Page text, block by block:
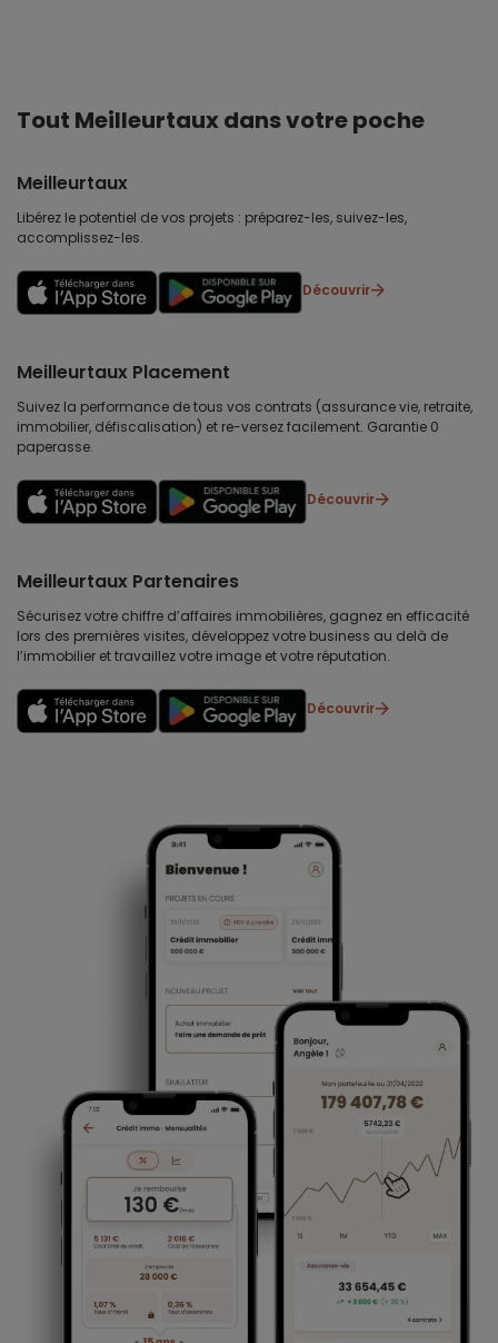
Tout Meilleurtaux dans votre poche
Meilleurtaux
Libérez le potentiel de vos projets : préparez-les, suivez-les,
accomplissez-les.
Découvrir
Meilleurtaux Placement
Suivez la performance de tous vos contrats (assurance vie, retraite,
immobilier, défiscalisation) et re-versez facilement. Garantie 0
paperasse.
Découvrir
Meilleurtaux Partenaires
Sécurisez votre chiffre d’affaires immobilières, gagnez en efficacité
lors des premières visites, développez votre business au delà de
l’immobilier et travaillez votre image et votre réputation.
Découvrir